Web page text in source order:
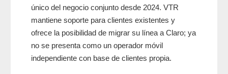
único del negocio conjunto desde 2024. VTR
mantiene soporte para clientes existentes y
ofrece la posibilidad de migrar su línea a Claro; ya
no se presenta como un operador móvil
independiente con base de clientes propia.